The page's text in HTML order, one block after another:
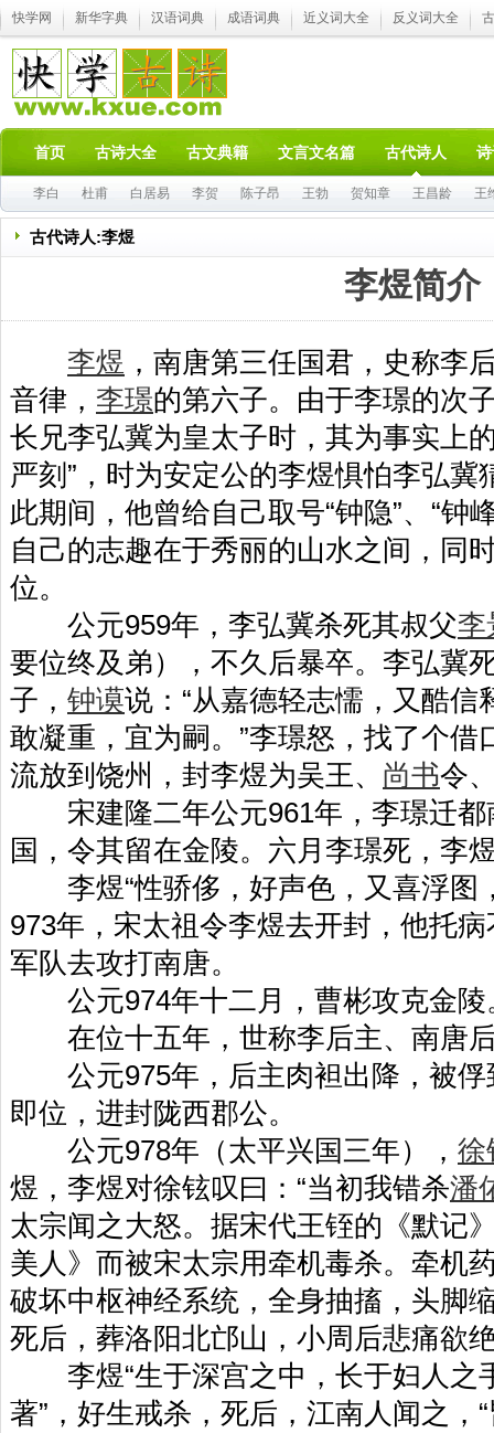
快学网 新华字典 汉语词典 成语词典 近义词大全 反义词大全
首页 古诗大全 古文典籍 文言文名篇 古代诗人
李白 杜甫 白居易 李贺 陈子昂 王勃 贺知章 王昌龄 王
古代诗人:李煜
李煜简介
李煜 ，南唐第三任国君，史称李
音律， 李璟的第六子。由于李璟的次
长兄李弘冀为皇太子时，其为事实上
严刻”，时为安定公的李煜惧怕李弘
此期间，他曾给自己取号“钟隐”、“钟
自己的志趣在于秀丽的山水之间，同
位。
公元959年，李弘冀杀死其叔父李
要位终及弟），不久后暴卒。李弘冀
子， 钟谟说：“从嘉德轻志懦，又酷
敢凝重，宜为嗣。”李璟怒，找了个
流放到饶州，封李煜为吴王、 尚书令
宋建隆二年公元961年，李璟迁都
国，令其留在金陵。六月李璟死，李
李煜“性骄侈，好声色，又喜浮图
973年，宋太祖令李煜去开封，他托
军队去攻打南唐。
公元974年十二月，曹彬攻克金陵
在位十五年，世称李后主、南唐
公元975年，后主肉袒出降，被俘
即位，进封陇西郡公。
公元978年（太平兴国三年）， 徐
煜，李煜对徐铉叹曰：“当初我错杀潘
太宗闻之大怒。据宋代王铚的《默记
美人》而被宋太宗用牵机毒杀。牵机
破坏中枢神经系统，全身抽搐，头脚
死后，葬洛阳北邙山，小周后悲痛欲
李煜“生于深宫之中，长于妇人之
著”，好生戒杀，死后，江南人闻之，